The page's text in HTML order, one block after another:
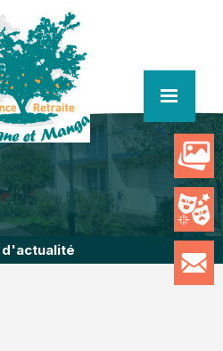
menu
d'actualité